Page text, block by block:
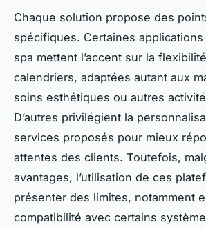
Chaque solution propose des
spécifiques. Certaines
spa mettent l’accent sur la
calendriers, adaptées autant aux
soins esthétiques ou autres
D’autres privilégient la
services proposés pour mieux
attentes des clients. Toutefois,
avantages, l’utilisation de ces
présenter des limites, notamment
compatibilité avec certains